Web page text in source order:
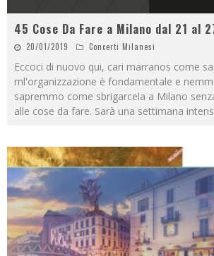
45 Cose Da Fare a Milano dal 21 al
20/01/2019 Concerti Milanesi
Eccoci di nuovo qui, cari marranos come
ml'organizzazione è fondamentale e
sapremmo come sbrigarcela a Milano
alle cose da fare. Sarà una settimana